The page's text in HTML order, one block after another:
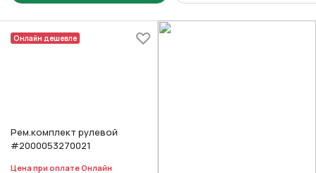
Онлайн дешевле
Рем.комплект рулевой
#2000053270021
Цена при оплате Онлайн